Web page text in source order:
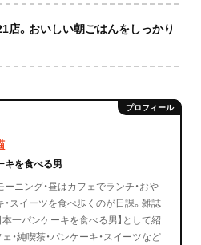
店。おいしい朝ごはんをしっかり
キを食べる男
ニング・昼はカフェでランチ・おや
スイーツを食べ歩くのが日課。雑誌
本一パンケーキを食べる男】として紹
・純喫茶・パンケーキ・スイーツなど